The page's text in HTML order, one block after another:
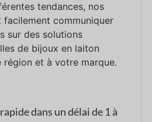
tendances, nos
facilement communiquer
sur des solutions
de bijoux en laiton
région et à votre marque.
dans un délai de 1 à